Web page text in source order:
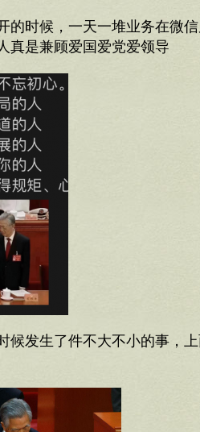
的时候，一天一堆业务在微
真是兼顾爱国爱党爱领导
候发生了件不大不小的事，